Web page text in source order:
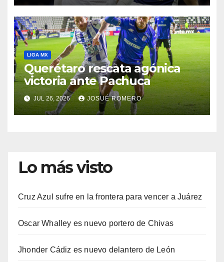
LIGA MX
Querétaro rescata agónica
victoria ante Pachuca
JUL 26, 2026 JOSUÉ ROMERO
Lo más visto
Cruz Azul sufre en la frontera para vencer a Juárez
Oscar Whalley es nuevo portero de Chivas
Jhonder Cádiz es nuevo delantero de León